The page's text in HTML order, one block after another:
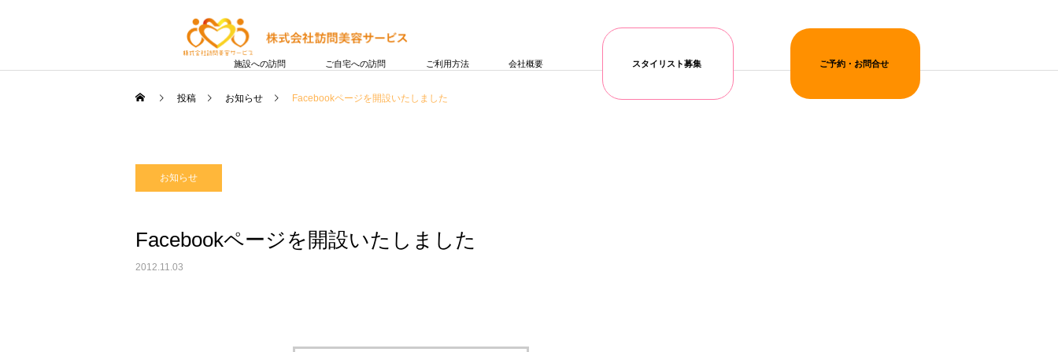
施設への訪問 ご自宅への訪問 ご利用方法 会社概要 スタイリスト募集 ご予約・お問合せ
投稿 お知らせ Facebookページを開設いたしました
お知らせ
Facebookページを開設いたしました
2012.11.03